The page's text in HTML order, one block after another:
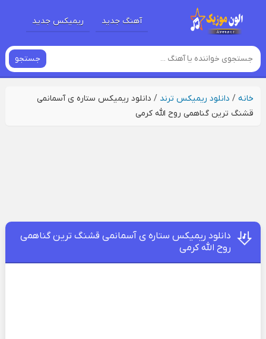
آهنگ جدید ریمیکس جدید
جستجو
خانه/ دانلود ریمیکس ترند / دانلود ریمیکس ستاره ی آسمانمی
قشنگ ترین گناهمی روح الله کرمی
دانلود ریمیکس ستاره ی آسمانمی قشنگ ترین گناهمی
روح الله کرمی